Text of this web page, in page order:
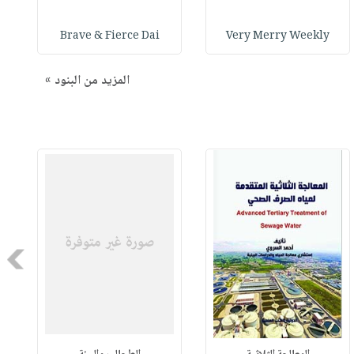
Very Merry Weekly
Brave & Fierce Dai
المزيد من البنود »